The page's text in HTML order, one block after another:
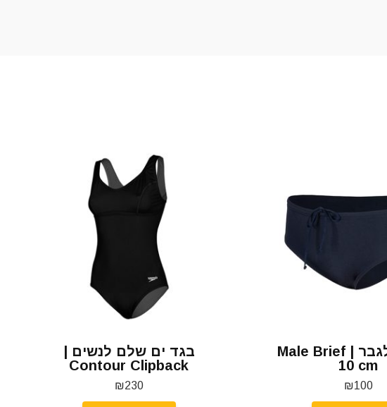
בגד ים לגבר | Male Brief
10 cm
₪100
בגד ים שלם לנשים |
Contour Clipback
₪230